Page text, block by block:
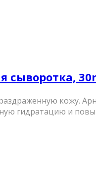
сыворотка,
кожу.
гидратацию и